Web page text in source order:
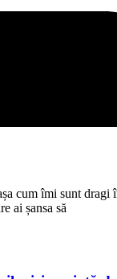
cum îmi sunt dragi
ai șansa să